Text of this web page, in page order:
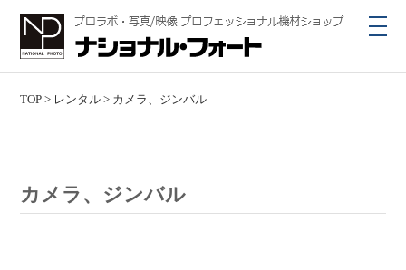
TOP > レンタル > カメラ、ジンバル
カメラ、ジンバル